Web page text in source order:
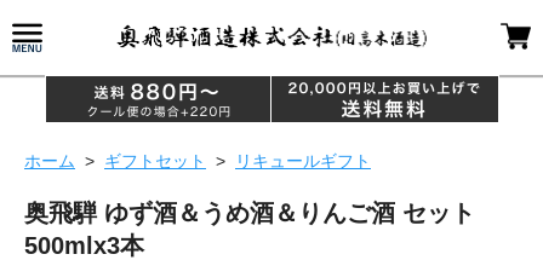
ホーム > ギフトセット > リキュールギフト
奥飛騨 ゆず酒＆うめ酒＆りんご酒 セット
500mlx3本